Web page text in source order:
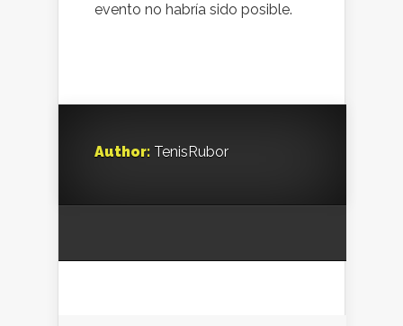
evento no habría sido posible.
Author: TenisRubor